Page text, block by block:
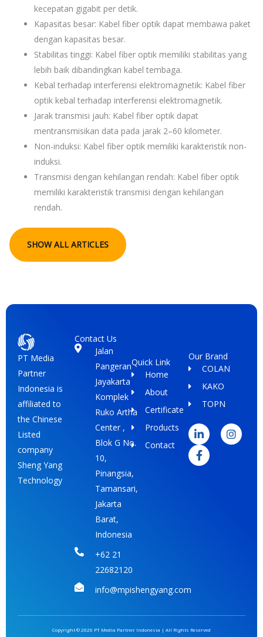
kecepatan gigabit per detik.
Kapasitas besar: Kabel fiber optik dapat membawa paket
dengan kapasitas besar.
Stabilitas tinggi: Kabel fiber optik memiliki stabilitas yang
lebih baik dibandingkan kabel tembaga.
Kebal terhadap interferensi elektromagnetik: Kabel fiber
optik kebal terhadap interferensi elektromagnetik.
Jarak transmisi jauh: Kabel fiber optik dapat
mentransmisikan data pada jarak 2–60 kilometer.
Non-induksi: Kabel fiber optik memiliki karakteristik non-
induksi.
Transmisi dengan kehilangan rendah: Kabel fiber optik
memiliki karakteristik transmisi dengan kehilangan
rendah.
SHOW ALL ARTICLES
PT Media
Partner
Indonesia is
affiliated to
the Chinese
Listed
company
Sheng Yang
Technology
Contact Us
Jalan
Pangeran
Jayakarta
Komplek
Ruko Artha
Center ,
Blok G No.
10,
Pinangsia,
Tamansari,
Jakarta
Barat,
Indonesia
+62 21
22682120
info@mpishengyang.com
Quick Link
Home
About
Certificate
Products
Contact
Our Brand
COLAN
KAKO
TOPN
i
n
k
e
d
n
s
t
a
c
e
b
o
Copyright © 2026 PT Media Partner Indonesia | All Rights Reserved